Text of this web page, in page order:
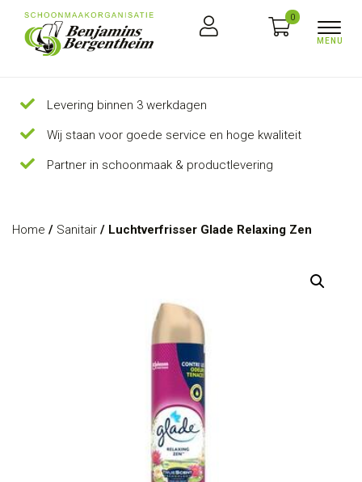
0
Levering binnen 3 werkdagen
Wij staan voor goede service en hoge kwaliteit
Partner in schoonmaak & productlevering
Home / Sanitair / Luchtverfrisser Glade Relaxing Zen